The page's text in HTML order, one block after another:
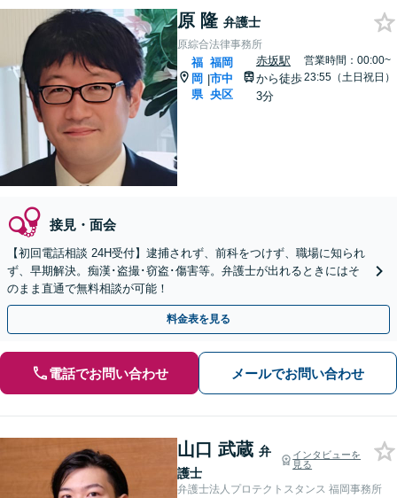
原 隆 弁護士
原綜合法律事務所
福
岡
県
|
福岡
市中
央区
赤坂駅
から徒歩
3分
営業時間：00:00~
23:55（土日祝日）
接見・面会
【初回電話相談 24H受付】逮捕されず、前科をつけず、職場に知られ
ず、早期解決。痴漢･盗撮･窃盗･傷害等。弁護士が出れるときにはそ
のまま直通で無料相談が可能！
料金表を見る
電話でお問い合わせ メールでお問い合わせ
山口 武蔵 弁
護士
インタビューを
見る
弁護士法人プロテクトスタンス 福岡事務所